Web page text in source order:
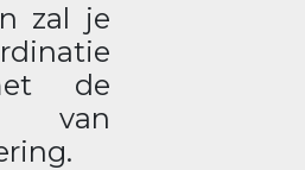
zal je
de
van